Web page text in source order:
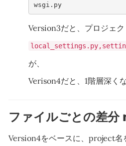
wsgi.py
Version3だと、プロジェ
が、
Verison4だと、1階層深く
ファイルごとの差
Version4をベースに、project名